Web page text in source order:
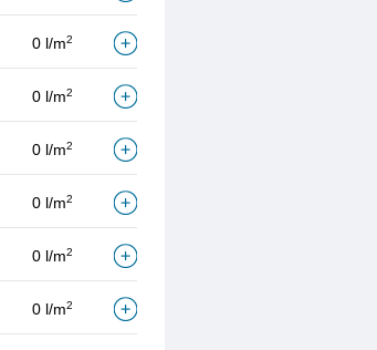
0 l/m2
0 l/m2
0 l/m2
0 l/m2
0 l/m2
0 l/m2